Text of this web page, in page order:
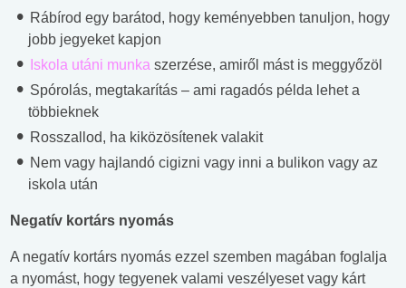
Rábírod egy barátod, hogy keményebben tanuljon, hogy
jobb jegyeket kapjon
Iskola utáni munka szerzése, amiről mást is meggyőzöl
Spórolás, megtakarítás – ami ragadós példa lehet a
többieknek
Rosszallod, ha kiközösítenek valakit
Nem vagy hajlandó cigizni vagy inni a bulikon vagy az
iskola után
Negatív kortárs nyomás
A negatív kortárs nyomás ezzel szemben magában foglalja
a nyomást, hogy tegyenek valami veszélyeset vagy kárt